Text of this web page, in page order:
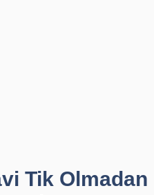
Tik Olmadan